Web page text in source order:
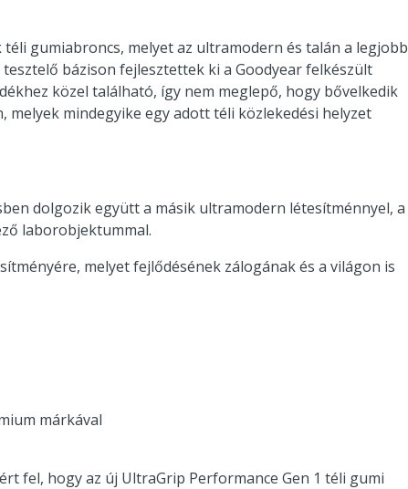
gumiabroncs, melyet az ultramodern és talán a legjobb
bázison fejlesztettek ki a Goodyear felkészült
közel található, így nem meglepő, hogy bővelkedik
melyek mindegyike egy adott téli közlekedési helyzet
dolgozik együtt a másik ultramodern létesítménnyel, a
laborobjektummal.
melyet fejlődésének zálogának és a világon is
márkával
fel, hogy az új UltraGrip Performance Gen 1 téli gumi